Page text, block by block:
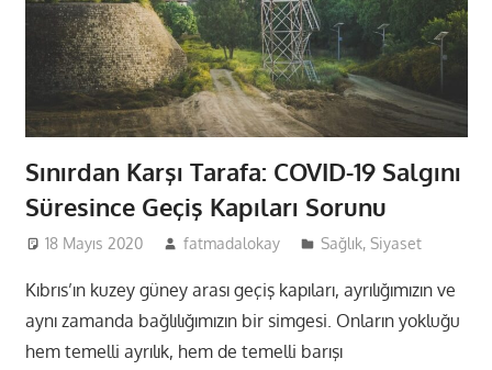
Sınırdan Karşı Tarafa: COVID-19 Salgını
Süresince Geçiş Kapıları Sorunu
18 Mayıs 2020 fatmadalokay Sağlık,Siyaset
Kıbrıs’ın kuzey güney arası geçiş kapıları, ayrılığımızın ve
aynı zamanda bağlılığımızın bir simgesi. Onların yokluğu
hem temelli ayrılık, hem de temelli barışı